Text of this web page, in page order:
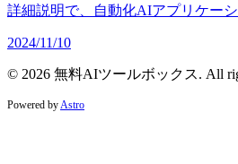
詳細説明で、自動化AIアプリケーシ
2024/11/10
© 2026 無料AIツールボックス. All
Powered by Astro